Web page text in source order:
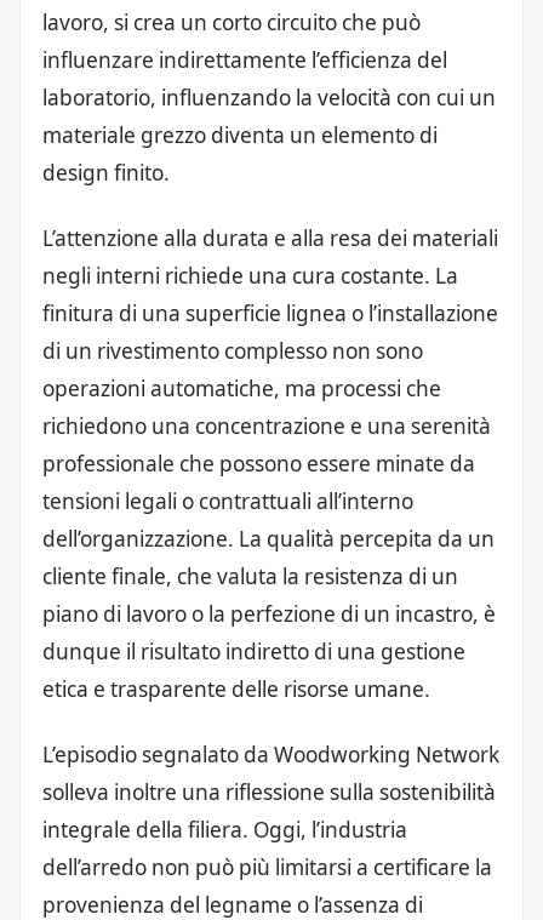
lavoro, si crea un corto circuito che può
influenzare indirettamente l’efficienza del
laboratorio, influenzando la velocità con cui un
materiale grezzo diventa un elemento di
design finito.
L’attenzione alla durata e alla resa dei materiali
negli interni richiede una cura costante. La
finitura di una superficie lignea o l’installazione
di un rivestimento complesso non sono
operazioni automatiche, ma processi che
richiedono una concentrazione e una serenità
professionale che possono essere minate da
tensioni legali o contrattuali all’interno
dell’organizzazione. La qualità percepita da un
cliente finale, che valuta la resistenza di un
piano di lavoro o la perfezione di un incastro, è
dunque il risultato indiretto di una gestione
etica e trasparente delle risorse umane.
L’episodio segnalato da Woodworking Network
solleva inoltre una riflessione sulla sostenibilità
integrale della filiera. Oggi, l’industria
dell’arredo non può più limitarsi a certificare la
provenienza del legname o l’assenza di